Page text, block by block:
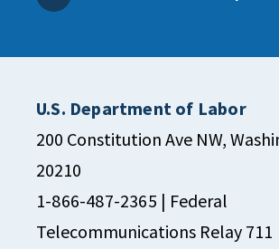
U.S. Department of Labor
200 Constitution Ave NW,
20210
1-866-487-2365 | Federal
Telecommunications Relay 711